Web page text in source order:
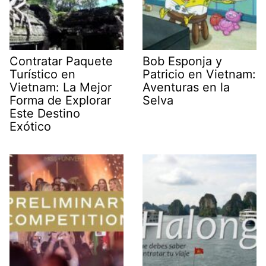
Contratar Paquete
Turístico en
Vietnam: La Mejor
Forma de Explorar
Este Destino
Exótico
Bob Esponja y
Patricio en Vietnam:
Aventuras en la
Selva